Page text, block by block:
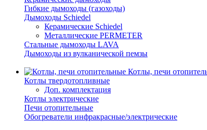
Гибкие дымоходы (газоходы)
Дымоходы Schiedel
Керамические Schiedel
Металлические PERMETER
Стальные дымоходы LAVA
Дымоходы из вулканической пемзы
Котлы, печи
Котлы твердотопливные
Доп. комплектация
Котлы электрические
Печи отопительные
Обогреватели инфракрасные/электрические